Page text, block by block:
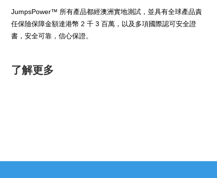
JumpsPower™ 所有產品都經澳洲實地測試，並具有全球產品責
任保險保障金額達港幣 2 千 3 百萬，以及多項國際認可安全證
書，安全可靠，信心保證。
了解更多